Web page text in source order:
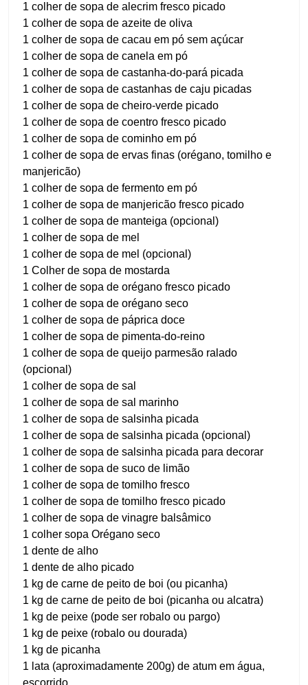
1 colher de sopa de alecrim fresco picado
1 colher de sopa de azeite de oliva
1 colher de sopa de cacau em pó sem açúcar
1 colher de sopa de canela em pó
1 colher de sopa de castanha-do-pará picada
1 colher de sopa de castanhas de caju picadas
1 colher de sopa de cheiro-verde picado
1 colher de sopa de coentro fresco picado
1 colher de sopa de cominho em pó
1 colher de sopa de ervas finas (orégano, tomilho e
manjericão)
1 colher de sopa de fermento em pó
1 colher de sopa de manjericão fresco picado
1 colher de sopa de manteiga (opcional)
1 colher de sopa de mel
1 colher de sopa de mel (opcional)
1 Colher de sopa de mostarda
1 colher de sopa de orégano fresco picado
1 colher de sopa de orégano seco
1 colher de sopa de páprica doce
1 colher de sopa de pimenta-do-reino
1 colher de sopa de queijo parmesão ralado
(opcional)
1 colher de sopa de sal
1 colher de sopa de sal marinho
1 colher de sopa de salsinha picada
1 colher de sopa de salsinha picada (opcional)
1 colher de sopa de salsinha picada para decorar
1 colher de sopa de suco de limão
1 colher de sopa de tomilho fresco
1 colher de sopa de tomilho fresco picado
1 colher de sopa de vinagre balsâmico
1 colher sopa Orégano seco
1 dente de alho
1 dente de alho picado
1 kg de carne de peito de boi (ou picanha)
1 kg de carne de peito de boi (picanha ou alcatra)
1 kg de peixe (pode ser robalo ou pargo)
1 kg de peixe (robalo ou dourada)
1 kg de picanha
1 lata (aproximadamente 200g) de atum em água,